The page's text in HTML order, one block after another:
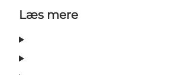
Læs mere